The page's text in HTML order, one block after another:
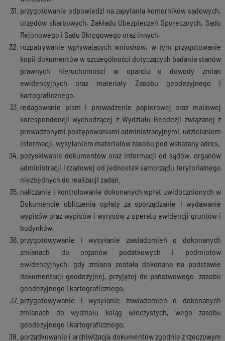
przygotowanie odpowiedzi na zapytania komorników sądowych,
urzędów skarbowych, Zakładu Ubezpieczeń Społecznych, Sądu
Rejonowego i Sądu Okręgowego oraz innych,
rozpatrywanie wpływających wniosków, w tym przygotowanie
kopii dokumentów w szczególności dotyczących badania stanów
prawnych nieruchomości w oparciu o dowody zmian
ewidencyjnych oraz materiały Zasobu geodezyjnego i
kartograficznego,
redagowanie pism i prowadzenie papierowej oraz mailowej
korespondencji wychodzącej z Wydziału Geodezji związanej z
prowadzonymi postępowaniami administracyjnymi, udzielaniem
informacji, wysyłaniem materiałów zasobu pod wskazany adres,
pozyskiwanie dokumentów oraz informacji od sądów, organów
administracji i rządowej od jednostek samorządu terytorialnego
niezbędnych do realizacji zadań.
naliczanie i kontrolowanie dokonanych wpłat uwidocznionych w
Dokumencie obliczenia opłaty za sporządzanie i wydawanie
wypisów oraz wypisów i wyrysów z operatu ewidencji gruntów i
budynków,
przygotowywanie i wysyłanie zawiadomień o dokonanych
zmianach do organów podatkowych i podmiotów
ewidencyjnych, gdy zmiana została dokonana na podstawie
dokumentacji geodezyjnej, przyjętej do państwowego zasobu
geodezyjnego i kartograficznego,
przygotowywanie i wysyłanie zawiadomień o dokonanych
zmianach do wydziału ksiąg wieczystych, wego zasobu
geodezyjnego i kartograficznego,
porządkowanie i archiwizacja dokumentów zgodnie z rzeczowym